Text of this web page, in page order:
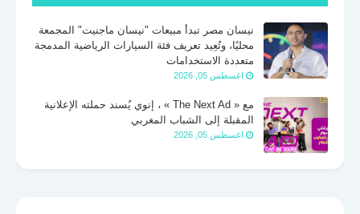
نيسان مصر تبدأ مبيعات "نيسان ماجنيت" المجمعة
محليًا، وتُعِيد تعريف فئة السيارات الرياضية المدمجة
متعددة الاستخدامات
اغسطس 05, 2026
مع « The Next Ad » ، إنوي يُسند حملته الإعلانية
المقبلة إلى الشباب المغربي
اغسطس 05, 2026